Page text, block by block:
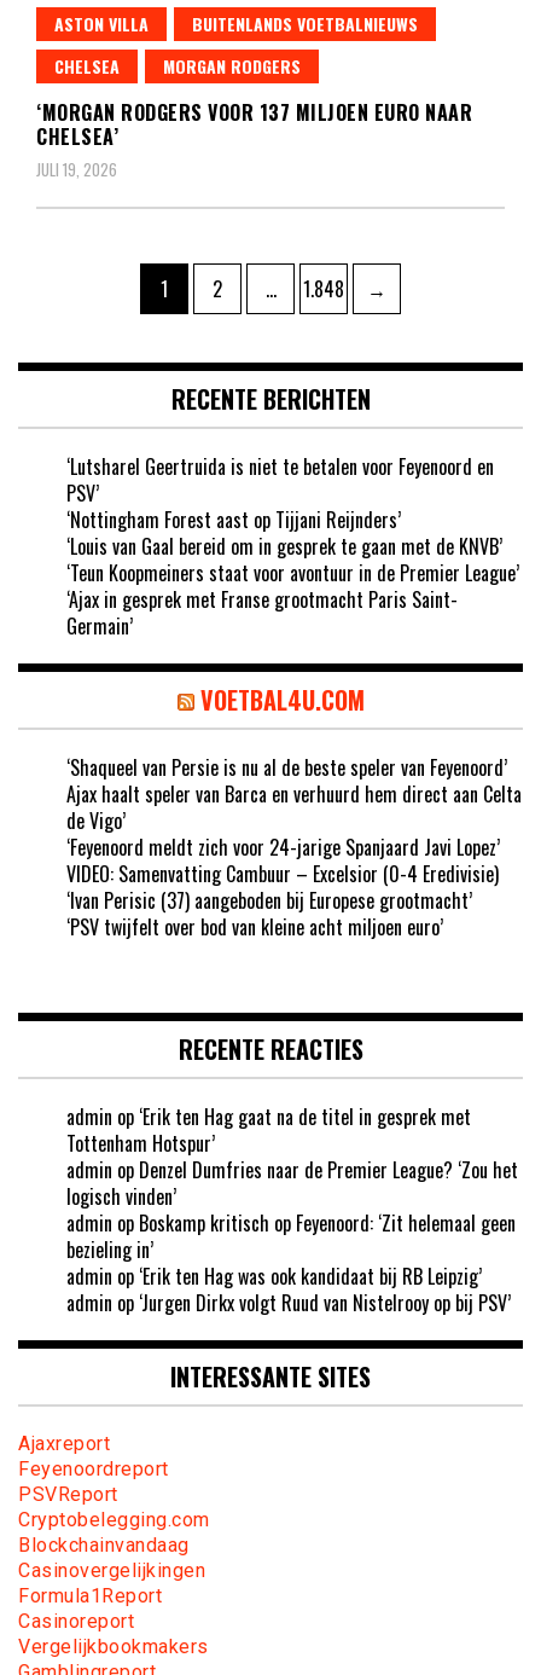
ASTON VILLA
BUITENLANDS VOETBALNIEUWS
CHELSEA
MORGAN RODGERS
‘MORGAN RODGERS VOOR 137 MILJOEN EURO NAAR
CHELSEA’
JULI 19, 2026
paginering
Pagina
1 Pagina
2 … Pagina
1.848 →
RECENTE BERICHTEN
‘Lutsharel Geertruida is niet te betalen voor Feyenoord en
PSV’
‘Nottingham Forest aast op Tijjani Reijnders’
‘Louis van Gaal bereid om in gesprek te gaan met de KNVB’
‘Teun Koopmeiners staat voor avontuur in de Premier League’
‘Ajax in gesprek met Franse grootmacht Paris Saint-
Germain’
VOETBAL4U.COM
‘Shaqueel van Persie is nu al de beste speler van Feyenoord’
Ajax haalt speler van Barca en verhuurd hem direct aan Celta
de Vigo’
‘Feyenoord meldt zich voor 24-jarige Spanjaard Javi Lopez’
VIDEO: Samenvatting Cambuur – Excelsior (0-4 Eredivisie)
‘Ivan Perisic (37) aangeboden bij Europese grootmacht’
‘PSV twijfelt over bod van kleine acht miljoen euro’
RECENTE REACTIES
admin op ‘Erik ten Hag gaat na de titel in gesprek met
Tottenham Hotspur’
admin op Denzel Dumfries naar de Premier League? ‘Zou het
logisch vinden’
admin op Boskamp kritisch op Feyenoord: ‘Zit helemaal geen
bezieling in’
admin op ‘Erik ten Hag was ook kandidaat bij RB Leipzig’
admin op ‘Jurgen Dirkx volgt Ruud van Nistelrooy op bij PSV’
INTERESSANTE SITES
Ajaxreport
Feyenoordreport
PSVReport
Cryptobelegging.com
Blockchainvandaag
Casinovergelijkingen
Formula1Report
Casinoreport
Vergelijkbookmakers